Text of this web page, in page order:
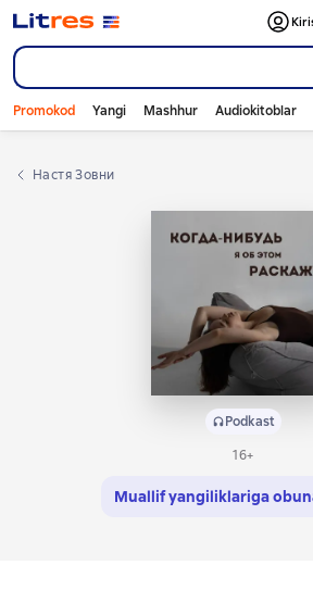
Promokod Yangi Mashhur Audiokitoblar
Настя Зовни
Podkast
16+
Muallif yangiliklariga